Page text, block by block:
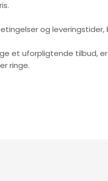
og leveringstider,
et uforpligtende tilbud,
ringe.